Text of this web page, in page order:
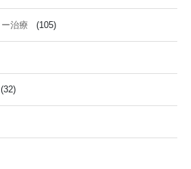
治療 (105)
(32)